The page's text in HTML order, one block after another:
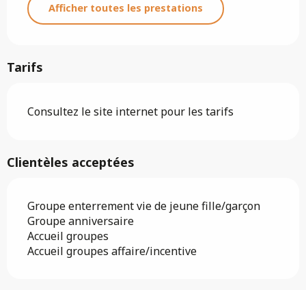
Afficher toutes les prestations
Tarifs
Consultez le site internet pour les tarifs
Clientèles acceptées
Groupe enterrement vie de jeune fille/garçon
Groupe anniversaire
Accueil groupes
Accueil groupes affaire/incentive